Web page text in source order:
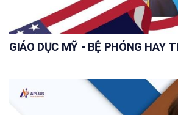
GIÁO DỤC MỸ - BỆ PHÓNG HAY